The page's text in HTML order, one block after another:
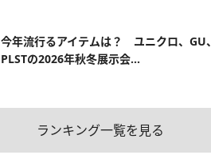
今年流行るアイテムは？ ユニクロ、GU、
PLSTの2026年秋冬展示会...
ランキング一覧を見る